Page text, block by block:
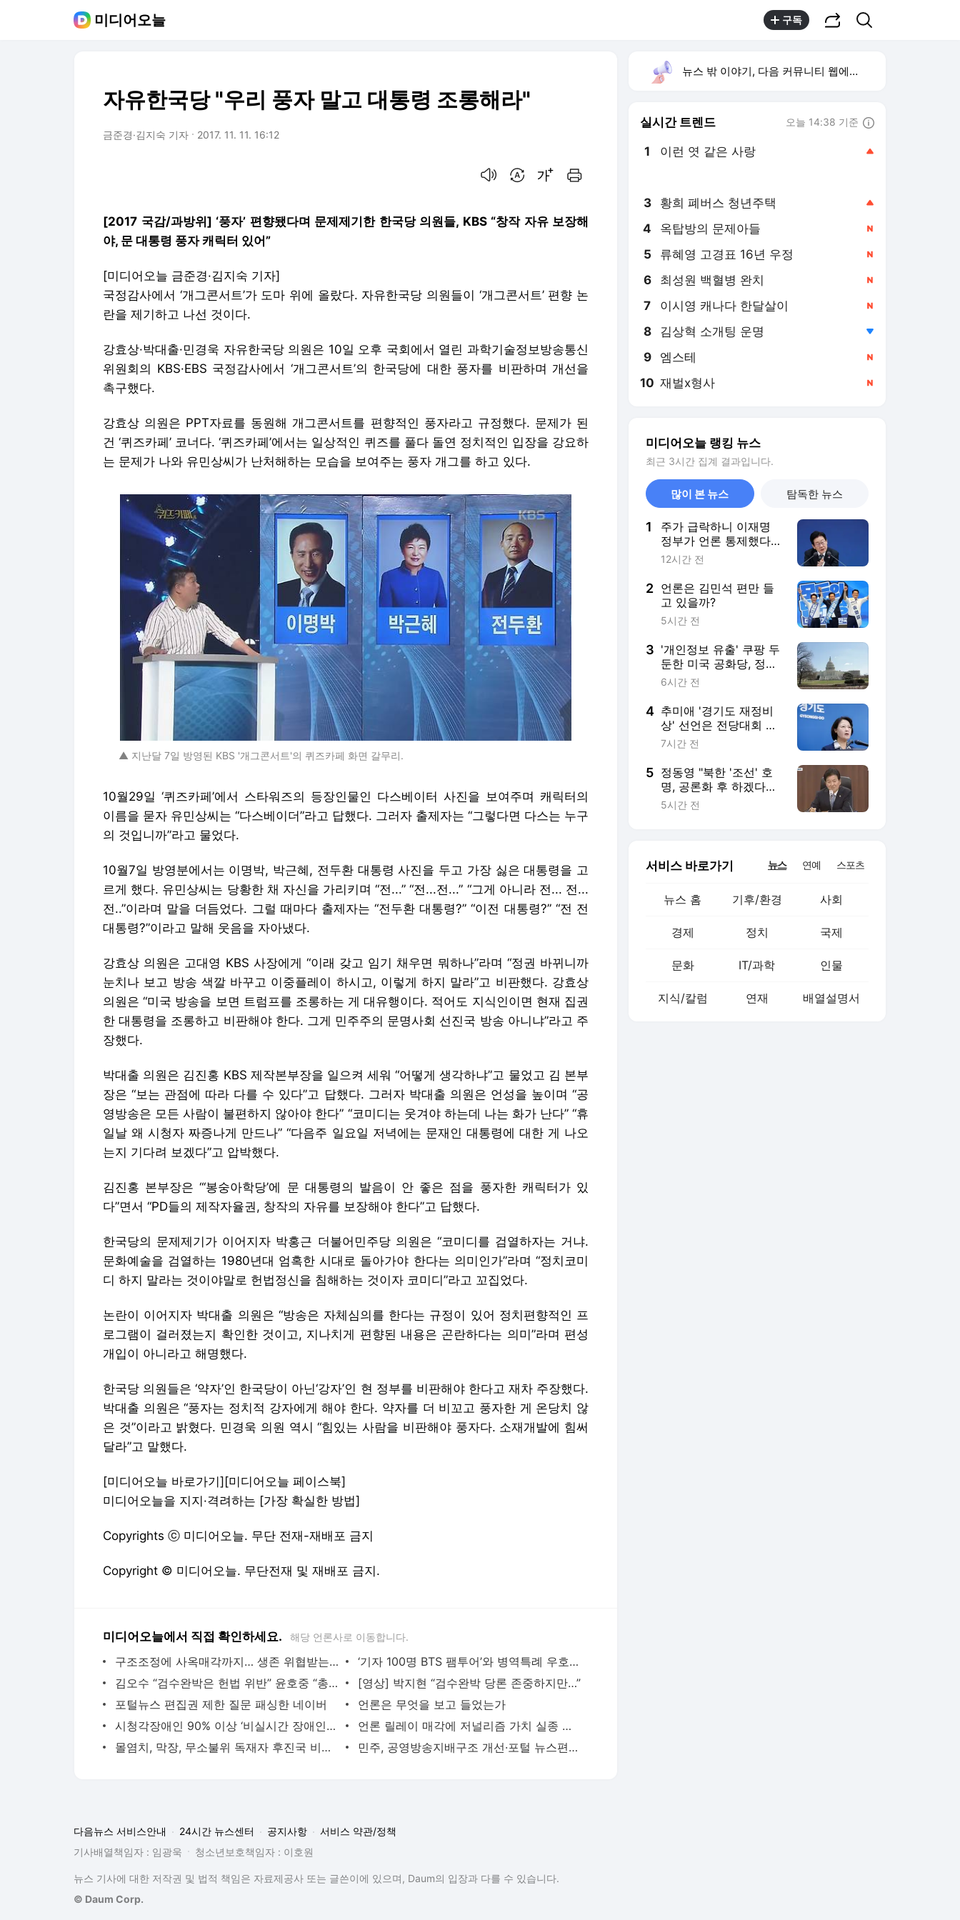
미디어오늘 구독
자유한국당 "우리 풍자 말고 대통령 조롱해라"
금준경·김지숙 기자 2017. 11. 11. 16:12
[2017 국감/과방위] ‘풍자’ 편향됐다며 문제제기한 한국당 의원들, KBS “창작 자유 보장해
야, 문 대통령 풍자 캐릭터 있어”
[미디어오늘 금준경·김지숙 기자]
국정감사에서 ‘개그콘서트’가 도마 위에 올랐다. 자유한국당 의원들이 ‘개그콘서트’편향 논
란을 제기하고 나선 것이다.
강효상·박대출·민경욱 자유한국당 의원은 10일 오후 국회에서 열린 과학기술정보방송통신
위원회의 KBS·EBS 국정감사에서 ‘개그콘서트’의 한국당에 대한 풍자를 비판하며 개선을
촉구했다.
강효상 의원은 PPT자료를 동원해 개그콘서트를 편향적인 풍자라고 규정했다. 문제가 된
건 ‘퀴즈카페’ 코너다. ‘퀴즈카페’에서는 일상적인 퀴즈를 풀다 돌연 정치적인 입장을 강요하
는 문제가 나와 유민상씨가 난처해하는 모습을 보여주는 풍자 개그를 하고 있다.
▲ 지난달 7일 방영된 KBS '개그콘서트'의 퀴즈카페 화면 갈무리.
10월29일 ‘퀴즈카페’에서 스타워즈의 등장인물인 다스베이터 사진을 보여주며 캐릭터의
이름을 묻자 유민상씨는 “다스베이더”라고 답했다. 그러자 출제자는 “그렇다면 다스는 누구
의 것입니까”라고 물었다.
10월7일 방영분에서는 이명박, 박근혜, 전두환 대통령 사진을 두고 가장 싫은 대통령을 고
르게 했다. 유민상씨는 당황한 채 자신을 가리키며 “전...” “전...전...” “그게 아니라 전... 전...
전..”이라며 말을 더듬었다. 그럴 때마다 출제자는“전두환 대통령?” “이전 대통령?” “전 전
대통령?”이라고 말해 웃음을 자아냈다.
강효상 의원은 고대영 KBS 사장에게 “이래 갖고 임기 채우면 뭐하나”라며 “정권 바뀌니까
눈치나 보고 방송 색깔 바꾸고 이중플레이 하시고, 이렇게 하지 말라”고 비판했다. 강효상
의원은 “미국 방송을 보면 트럼프를 조롱하는 게 대유행이다. 적어도 지식인이면 현재 집권
한 대통령을 조롱하고 비판해야 한다. 그게 민주주의 문명사회 선진국 방송 아니냐”라고 주
장했다.
박대출 의원은 김진홍 KBS 제작본부장을 일으켜 세워 “어떻게 생각하냐”고 물었고 김 본부
장은 “보는 관점에 따라 다를 수 있다”고 답했다. 그러자 박대출 의원은 언성을 높이며 “공
영방송은 모든 사람이 불편하지 않아야 한다” “코미디는 웃겨야 하는데 나는 화가 난다” “휴
일날 왜 시청자 짜증나게 만드나” “다음주 일요일 저녁에는 문재인 대통령에 대한 게 나오
는지 기다려 보겠다”고 압박했다.
김진홍 본부장은 “‘봉숭아학당’에 문 대통령의 발음이 안 좋은 점을 풍자한 캐릭터가 있
다”면서 “PD들의 제작자율권, 창작의 자유를 보장해야 한다”고 답했다.
한국당의 문제제기가 이어지자 박홍근 더불어민주당 의원은 “코미디를 검열하자는 거냐.
문화예술을 검열하는 1980년대 엄혹한 시대로 돌아가야 한다는 의미인가”라며 “정치코미
디 하지 말라는 것이야말로 헌법정신을 침해하는 것이자 코미디”라고 꼬집었다.
논란이 이어지자 박대출 의원은 “방송은 자체심의를 한다는 규정이 있어 정치편향적인 프
로그램이 걸러졌는지 확인한 것이고, 지나치게 편향된 내용은 곤란하다는 의미”라며 편성
개입이 아니라고 해명했다.
한국당 의원들은 ‘약자’인 한국당이 아닌‘강자’인 현 정부를 비판해야 한다고 재차 주장했다.
박대출 의원은 “풍자는 정치적 강자에게 해야 한다. 약자를 더 비꼬고 풍자한 게 온당치 않
은 것”이라고 밝혔다. 민경욱 의원 역시 “힘있는 사람을 비판해야 풍자다. 소재개발에 힘써
달라”고 말했다.
[미디어오늘 바로가기] [미디어오늘 페이스북]
미디어오늘을 지지·격려하는 [가장 확실한 방법]
Copyrights ⓒ 미디어오늘. 무단 전재-재배포 금지
Copyright © 미디어오늘. 무단전재 및 재배포 금지.
미디어오늘에서 직접 확인하세요. 해당 언론사로 이동합니다.
구조조정에 사옥매각까지… 생존 위협받는 지역언론
‘기자 100명 BTS 팸투어’와 병역특례 우호적 기사 관계는
김오수 “검수완박은 헌법 위반” 윤호중 “총장, 헌법공부 다시 해라”
[영상] 박지현 “검수완박 당론 존중하지만…”
포털뉴스 편집권 제한 질문 패싱한 네이버
언론은 무엇을 보고 들었는가
시청각장애인 90% 이상 ‘비실시간 장애인방송 필요성’ 공감
언론 릴레이 매각에 저널리즘 가치 실종 될라
몰염치, 막장, 무소불위 독재자 후진국 비난까지
민주, 공영방송지배구조 개선·포털 뉴스편집 금지 당론채택
뉴스 밖 이야기, 다음 커뮤니티 웹에서 보기
실시간 트렌드 오늘 14:38 기준
1 이런 엿 같은 사랑
3 황희 폐버스 청년주택
4 옥탑방의 문제아들
5 류혜영 고경표 16년 우정
6 최성원 백혈병 완치
7 이시영 캐나다 한달살이
8 김상혁 소개팅 운명
9 엠스테
10 재벌x형사
미디어오늘 랭킹 뉴스
최근 3시간 집계 결과입니다.
많이 본 뉴스 탐독한 뉴스
1
주가 급락하니 이재명
정부가 언론 통제했다
고?
12시간 전
2 언론은 김민석 편만 들
고 있을까?
5시간 전
3 '개인정보 유출' 쿠팡 두
둔한 미국 공화당, 정통
망법 압박 나섰다
6시간 전
4 추미애 '경기도 재정비
상' 선언은 전당대회 개
입?
7시간 전
5 정동영 "북한 '조선' 호
명, 공론화 후 하겠다는
말" 원로들은 찬성
5시간 전
서비스 바로가기 뉴스 연예 스포츠
뉴스 홈 기후/환경 사회
경제 정치 국제
문화 IT/과학 인물
지식/칼럼 연재 배열설명서
다음뉴스 서비스안내 24시간 뉴스센터 공지사항
서비스 약관/정책
기사배열책임자 : 임광욱
청소년보호책임자 : 이호원
뉴스 기사에 대한 저작권 및 법적 책임은 자료제공사 또는 글쓴이에 있으며, Daum의 입장과 다를 수 있습니다.
© Daum Corp.